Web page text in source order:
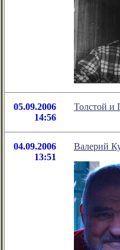
05.09.2006
14:56
Толстой и
04.09.2006
13:51
Валерий